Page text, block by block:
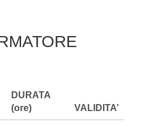
DURATA
(ore)
VALIDITA’